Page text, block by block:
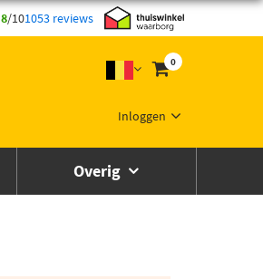
8/101053 reviews
0
Inloggen
Overig